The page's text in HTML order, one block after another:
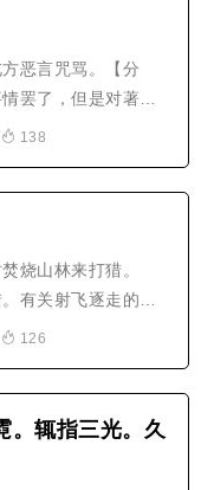
恶言咒骂。【分
罢了，但是对著北
是恶骂呢？愚痴的
138
烧山林来打猎。
有关射飞逐走的
林来打猎，所杀害
事，..
126
。辄指三光。久